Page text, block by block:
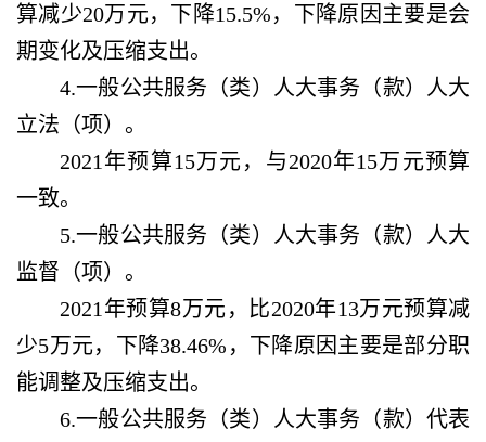
算减少20万元，下降15.5%，下降原因主要是会
期变化及压缩支出。
4.一般公共服务（类）人大事务（款）人大
立法（项）。
2021年预算15万元，与2020年15万元预算
一致。
5.一般公共服务（类）人大事务（款）人大
监督（项）。
2021年预算8万元，比2020年13万元预算减
少5万元，下降38.46%，下降原因主要是部分职
能调整及压缩支出。
6.一般公共服务（类）人大事务（款）代表